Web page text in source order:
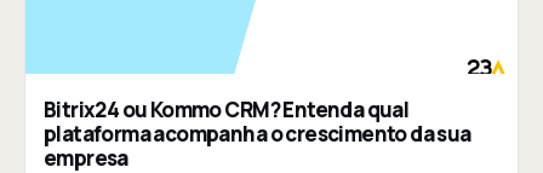
Bitrix24 ou Kommo CRM? Entenda qual
plataforma acompanha o crescimento da sua
empresa